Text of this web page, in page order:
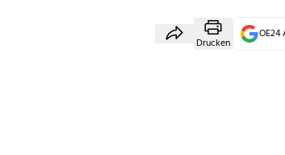
Drucken
OE24